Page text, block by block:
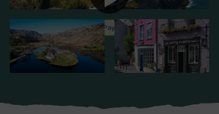
Pierre de Blarney au
château de Blarney
Game of Thrones Studio
Tour
#CultureEtPatrimoine #Paysages #Gastronomie